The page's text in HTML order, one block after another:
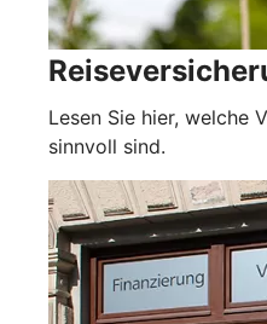
Lesen Sie hier, welche
sinnvoll sind.